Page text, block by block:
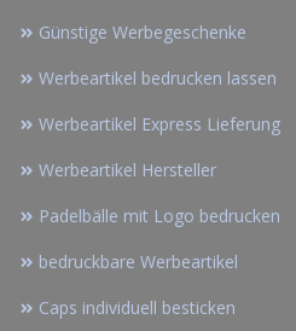
Günstige Werbegeschenke
Werbeartikel bedrucken lassen
Werbeartikel Express Lieferung
Werbeartikel Hersteller
Padelbälle mit Logo bedrucken
bedruckbare Werbeartikel
Caps individuell besticken